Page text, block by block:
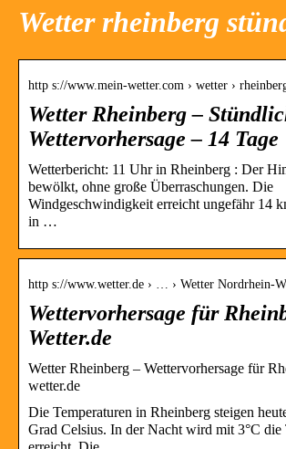
Wetter rheinberg
http s://www.mein-wetter.com › wetter ›
Wetter Rheinberg –
Wettervorhersage – 14 Tage
Wetterbericht: 11 Uhr in Rheinberg : Der
bewölkt, ohne große Überraschungen. Die
Windgeschwindigkeit erreicht ungefähr 14
in …
http s://www.wetter.de › … › Wetter Nordrhein-
Wettervorhersage für
Wetter.de
Wetter Rheinberg – Wettervorhersage für
wetter.de
Die Temperaturen in Rheinberg steigen
Grad Celsius. In der Nacht wird mit 3°C die